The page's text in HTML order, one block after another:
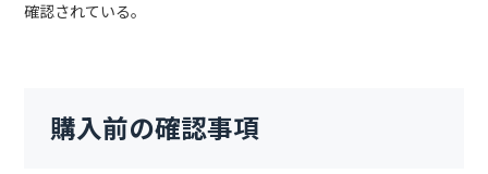
確認されている。
購入前の確認事項